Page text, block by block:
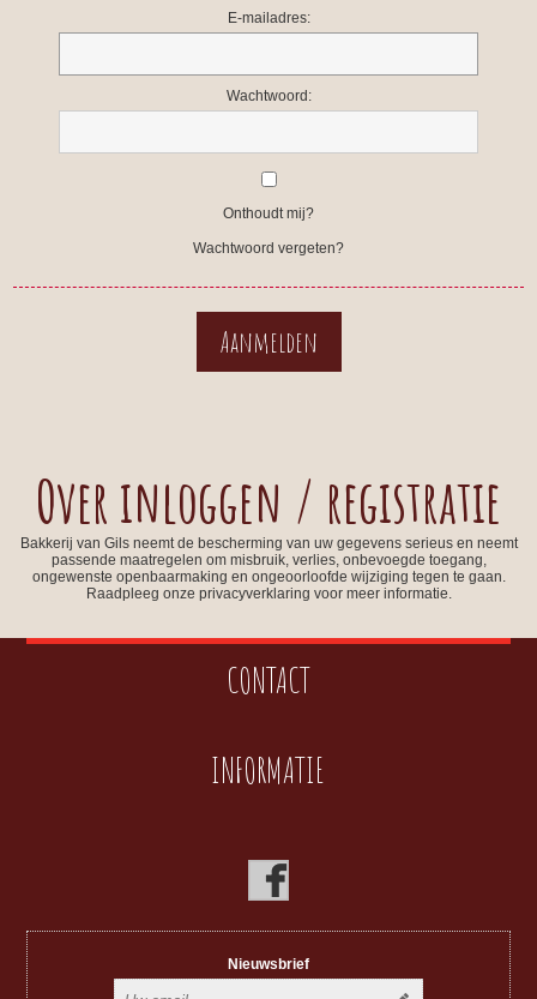
E-mailadres:
Wachtwoord:
Onthoudt mij?
Wachtwoord vergeten?
Over inloggen / registratie
Bakkerij van Gils neemt de bescherming van uw gegevens serieus en neemt
passende maatregelen om misbruik, verlies, onbevoegde toegang,
ongewenste openbaarmaking en ongeoorloofde wijziging tegen te gaan.
Raadpleeg onze privacyverklaring voor meer informatie.
CONTACT
INFORMATIE
Nieuwsbrief